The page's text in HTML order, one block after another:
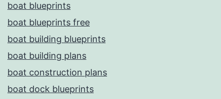
boat blueprints
boat blueprints free
boat building blueprints
boat building plans
boat construction plans
boat dock blueprints